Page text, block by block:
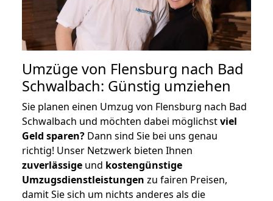
Umzüge von Flensburg nach Bad
Schwalbach: Günstig umziehen
Sie planen einen Umzug von Flensburg nach Bad
Schwalbach und möchten dabei möglichstviel
Geld sparen? Dann sind Sie bei uns genau
richtig! Unser Netzwerk bieten Ihnen
zuverlässige und kostengünstige
Umzugsdienstleistungen zu fairen Preisen,
damit Sie sich um nichts anderes als die